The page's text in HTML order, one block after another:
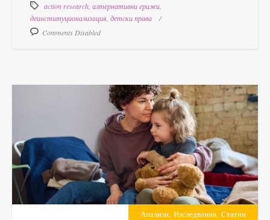
action research алтернативни грижи
деинституционализация детски права
Comments Disabled
Анализи, Изследвания, Статии